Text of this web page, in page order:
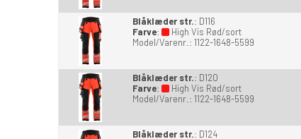
Blåklæder str.: D116
Farve:
High Vis Rød/sort
Model/Varenr.: 1122-1648-5599
Blåklæder str.: D120
Farve:
High Vis Rød/sort
Model/Varenr.: 1122-1648-5599
Blåklæder str.: D124